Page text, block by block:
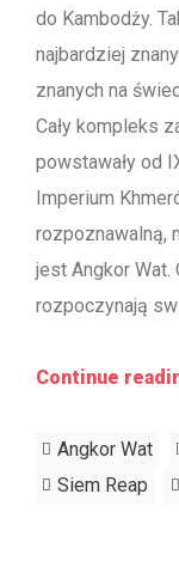
do Kambodży.
najbardziej
znanych na
Cały kompleks
powstawały od
Imperium
rozpoznawalną,
jest Angkor
rozpoczynają
Continue
Angkor Wat
Siem Reap